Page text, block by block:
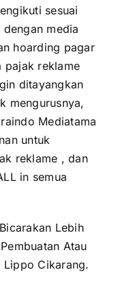
sesuai
media
hoarding pagar
pajak reklame
ditayangkan
mengurusnya,
Mediatama
untuk
reklame , dan
in semua
Lebih
Atau
Lippo Cikarang.